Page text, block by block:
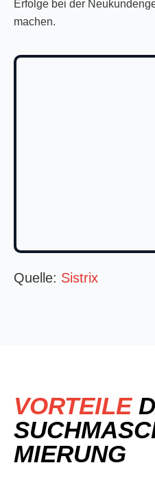
Erfolge bei der
machen.
Quelle: Sistrix
VORTEILE
MIERUNG